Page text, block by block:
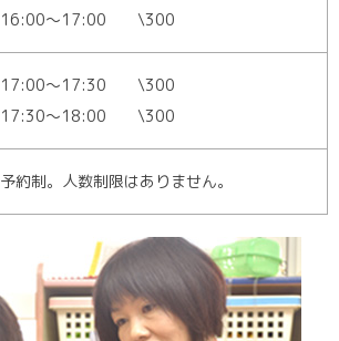
16:00～17:00 \300
17:00～17:30 \300
17:30～18:00 \300
予約制。人数制限はありません。